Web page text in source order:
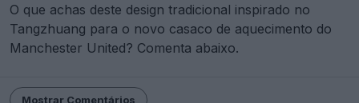
O que achas deste design tradicional inspirado no
Tangzhuang para o novo casaco de aquecimento do
Manchester United? Comenta abaixo.
Mostrar Comentários